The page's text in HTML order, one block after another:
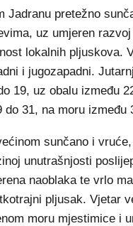
Jadranu pretežno
uz umjeren
lokalnih pljuskova.
i jugozapadni.
19, uz obalu između
do 31, na moru između
sunčano i
unutrašnjosti
naoblaka te vrlo
pljusak. Vjetar
moru mjestimice i